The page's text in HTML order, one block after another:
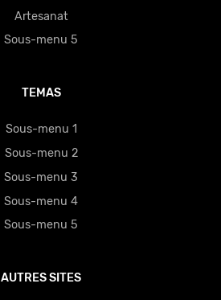
Artesanat
Sous-menu 5
TEMAS
Sous-menu 1
Sous-menu 2
Sous-menu 3
Sous-menu 4
Sous-menu 5
AUTRES SITES